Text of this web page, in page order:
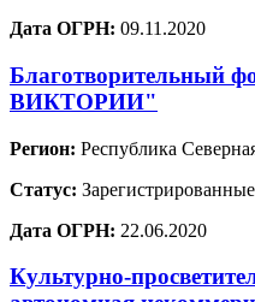
Дата ОГРН: 09.11.2020
Благотворительный
ВИКТОРИИ"
Регион: Республика
Статус: Зарегистрированные
Дата ОГРН: 22.06.2020
Культурно-